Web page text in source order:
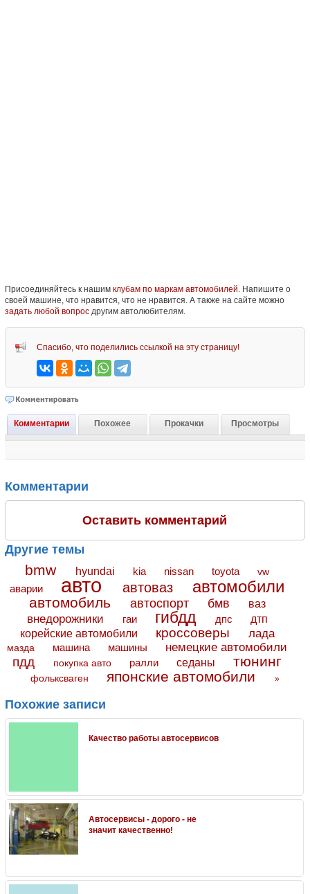
Присоединяйтесь к нашим клубам по маркам автомобилей . Напишите о
своей машине, что нравится, что не нравится. А также на сайте можно
задать любой вопросдругим автолюбителям.
Спасибо, что поделились ссылкой на эту страницу!
Комментарии Похожее Прокачки Просмотры
Комментарии
Оставить комментарий
Другие темы
bmw hyundai kia nissan toyota vw
аварии авто автоваз автомобили
автомобиль автоспорт бмв ваз
внедорожники гаи гибдд дпс дтп
корейские автомобили кроссоверы лада
мазда машина машины немецкие автомобили
пдд покупка авто ралли седаны тюнинг
фольксваген японские автомобили »
Похожие записи
Качество работы автосервисов
Автосервисы - дорого - не
значит качественно!